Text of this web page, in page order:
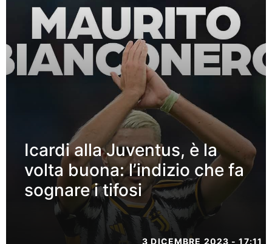
Icardi alla Juventus, è la
volta buona: l’indizio che fa
sognare i tifosi
3 DICEMBRE 2023 - 17:11